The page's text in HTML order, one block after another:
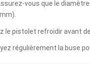
vous que le
le pistolet refroidir avant
régulièrement la buse